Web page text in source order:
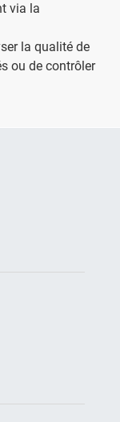
via la
la qualité de
ou de contrôler